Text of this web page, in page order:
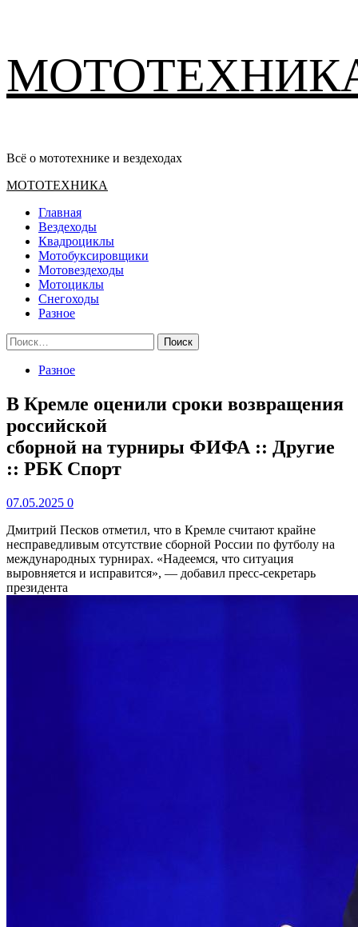
содержимому
Всё о мототехнике и вездеходах
Основное
МОТОТЕХНИКА
Главная
Вездеходы
Квадроциклы
Мотобуксировщики
Мотовездеходы
Мотоциклы
Снегоходы
Разное
Найти:
Разное
В Кремле оценили сроки возвращения
российской
сборной на турниры ФИФА :: Другие
:: РБК Спорт
07.05.2025 0
Дмитрий Песков отметил, что в Кремле считают крайне
несправедливым отсутствие сборной России по футболу на
международных турнирах. «Надеемся, что ситуация
выровняется и исправится», — добавил пресс-секретарь
президента